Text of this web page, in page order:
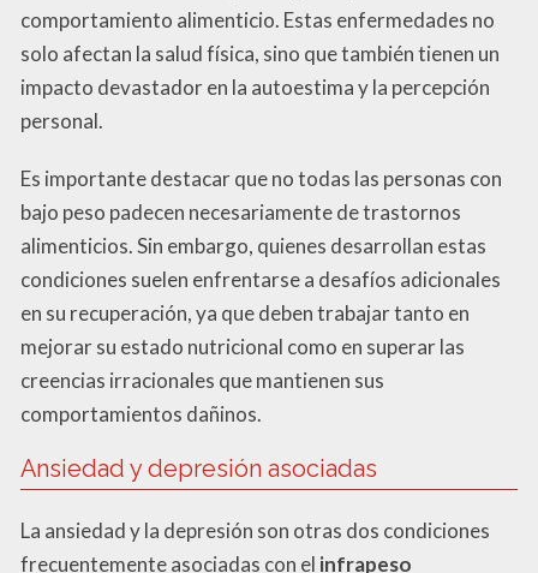
comportamiento alimenticio. Estas enfermedades no
solo afectan la salud física, sino que también tienen un
impacto devastador en la autoestima y la percepción
personal.
Es importante destacar que no todas las personas con
bajo peso padecen necesariamente de trastornos
alimenticios. Sin embargo, quienes desarrollan estas
condiciones suelen enfrentarse a desafíos adicionales
en su recuperación, ya que deben trabajar tanto en
mejorar su estado nutricional como en superar las
creencias irracionales que mantienen sus
comportamientos dañinos.
Ansiedad y depresión asociadas
La ansiedad y la depresión son otras dos condiciones
frecuentemente asociadas con el infrapeso